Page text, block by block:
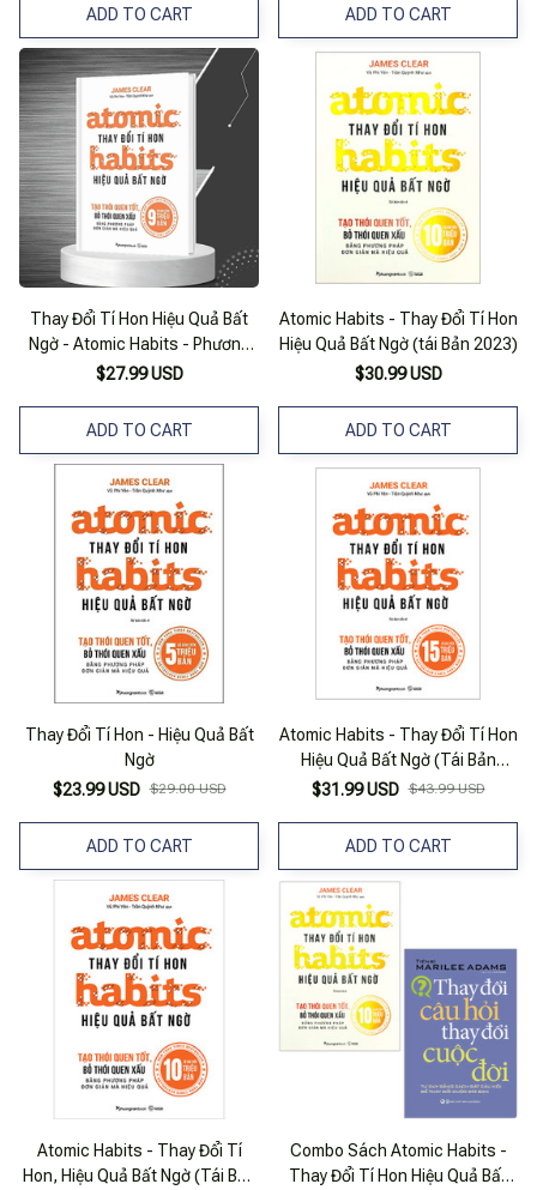
ADD TO CART ADD TO CART
Thay Đổi Tí Hon Hiệu Quả Bất
Ngờ - Atomic Habits - Phương
Nam
$27.99 USD
ADD TO CART
Atomic Habits - Thay Đổi Tí Hon
Hiệu Quả Bất Ngờ (tái Bản 2023)
$30.99 USD
ADD TO CART
Thay Đổi Tí Hon - Hiệu Quả Bất
Ngờ
$23.99 USD $29.00 USD
ADD TO CART
Atomic Habits - Thay Đổi Tí Hon
Hiệu Quả Bất Ngờ (Tái Bản
2023)
$31.99 USD $43.99 USD
ADD TO CART
Atomic Habits - Thay Đổi Tí
Hon, Hiệu Quả Bất Ngờ (Tái Bản
Combo Sách Atomic Habits -
Thay Đổi Tí Hon Hiệu Quả Bất